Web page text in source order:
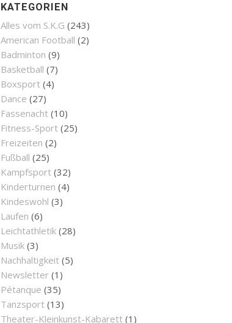
KATEGORIEN
Alles vom S.K.G (243)
American Football (2)
Badminton (9)
Basketball (7)
Boxsport (4)
Dance (27)
Fassenacht (10)
Fitness-Sport (25)
Freizeiten (2)
Fußball (25)
Kampfsport (32)
Kinderturnen (4)
Kindeswohl (3)
Laufen (6)
Leichtathletik (28)
Musik (3)
Nachhaltigkeit (5)
Newsletter (1)
Pétanque (35)
Tanzsport (13)
Theater-Kleinkunst-Kabarett (1)